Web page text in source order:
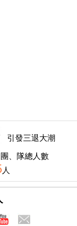
引發三退大潮
、隊總人數
人